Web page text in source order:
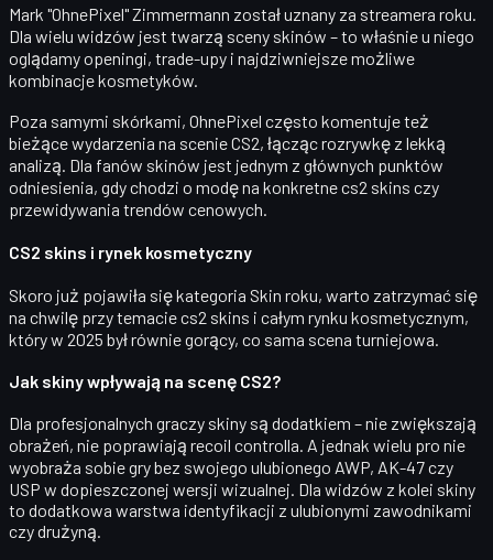
Mark "OhnePixel" Zimmermann został uznany za streamera roku.
Dla wielu widzów jest twarzą sceny skinów – to właśnie u niego
oglądamy openingi, trade-upy i najdziwniejsze możliwe
kombinacje kosmetyków.
Poza samymi skórkami, OhnePixel często komentuje też
bieżące wydarzenia na scenie CS2, łącząc rozrywkę z lekką
analizą. Dla fanów skinów jest jednym z głównych punktów
odniesienia, gdy chodzi o modę na konkretne cs2 skins czy
przewidywania trendów cenowych.
CS2 skins i rynek kosmetyczny
Skoro już pojawiła się kategoria Skin roku, warto zatrzymać się
na chwilę przy temaciecs2 skins i całym rynku kosmetycznym,
który w 2025 był równie gorący, co sama scena turniejowa.
Jak skiny wpływają na scenę CS2?
Dla profesjonalnych graczy skiny są dodatkiem – nie zwiększają
obrażeń, nie poprawiają recoil controlla. A jednak wielu pro nie
wyobraża sobie gry bez swojego ulubionego AWP, AK-47 czy
USP w dopieszczonej wersji wizualnej. Dla widzów z kolei skiny
to dodatkowa warstwa identyfikacji z ulubionymi zawodnikami
czy drużyną.